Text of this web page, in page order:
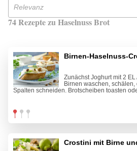
Relevanz
74 Rezepte zu Haselnuss Brot
Birnen-Haselnuss-
Zunächst Joghurt mit 2
Birnen waschen,
Spalten schneiden. Brotscheiben toasten
Crostini mit Birne